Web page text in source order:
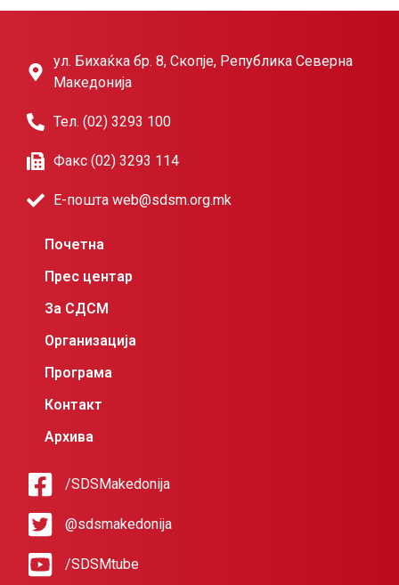
ул. Бихаќка бр. 8, Скопје, Република Северна
Македонија
Тел. (02) 3293 100
Факс (02) 3293 114
Е-пошта web@sdsm.org.mk
Почетна
Прес центар
За СДСМ
Организација
Програма
Контакт
Архива
/SDSMakedonija
@sdsmakedonija
/SDSMtube